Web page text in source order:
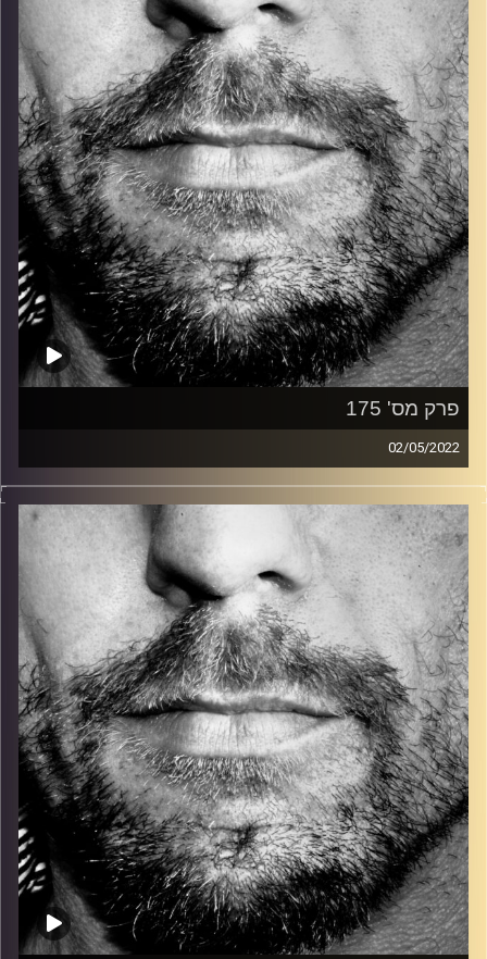
קרדיט תמונות: David Goehring
פרק מס' 175
02/05/2022
זיפים, מוזיקה מחוספסת של הופעות חיות. הרבה ג'אם, רוק,
בלוז, bluegrass, ג'אז, Fאנק, פרוגרסיב ואפילו אלקטרוניקה.
כל מה שחי, אמיתי ונושם.
עם שמוליק רגב.
קרדיט תמונות: David Goehring